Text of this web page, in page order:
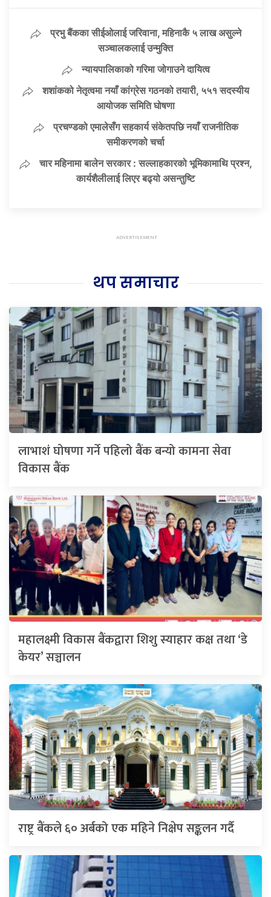
प्रभु बैंकका सीईओलाई जरिवाना, महिनाकै ५ लाख असुल्ने
सञ्चालकलाई उन्मुक्ति
न्यायपालिकाको गरिमा जोगाउने दायित्व
शशांकको नेतृत्वमा नयाँ कांग्रेस गठनको तयारी, ५५१ सदस्यीय
आयोजक समिति घोषणा
प्रचण्डको एमालेसँग सहकार्य संकेतपछि नयाँ राजनीतिक
समीकरणको चर्चा
चार महिनामा बालेन सरकार : सल्लाहकारको भूमिकामाथि प्रश्न,
कार्यशैलीलाई लिएर बढ्यो असन्तुष्टि
थप समाचार
लाभाशं घोषणा गर्ने पहिलो बैंक बन्यो कामना सेवा
विकास बैंक
महालक्ष्मी विकास बैंकद्वारा शिशु स्याहार कक्ष तथा ‘डे
केयर’ सञ्चालन
राष्ट्र बैंकले ६० अर्बको एक महिने निक्षेप सङ्कलन गर्दै